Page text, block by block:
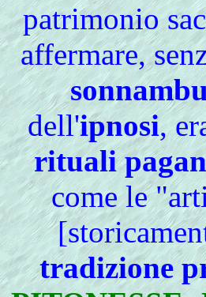
patrimonio
affermare,
dell'ipnosi,
rituali
come le
tradizione